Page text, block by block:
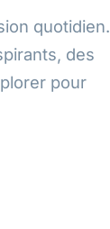
quotidien.
des
pour